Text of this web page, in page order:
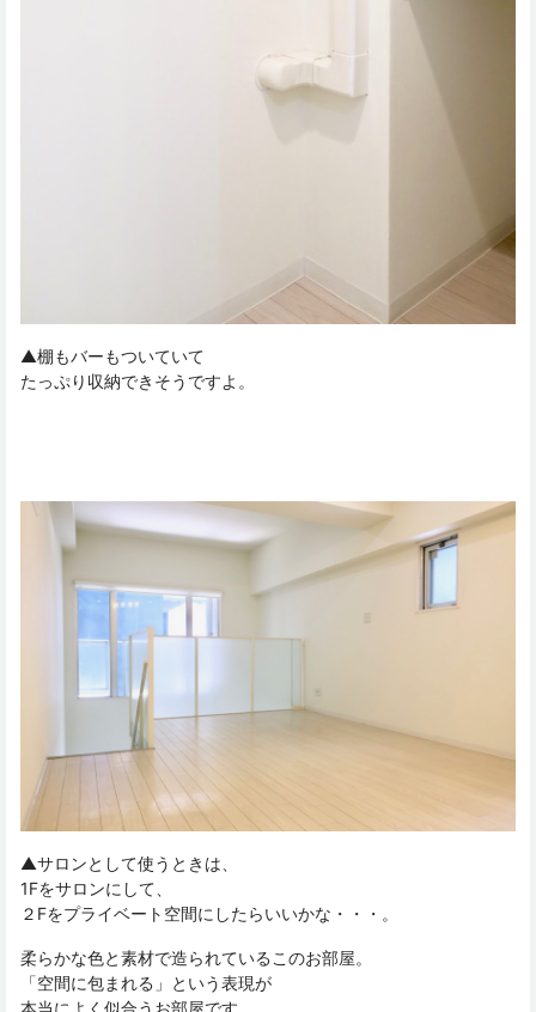
▲棚もバーもついていて
たっぷり収納できそうですよ。
▲サロンとして使うときは、
1Fをサロンにして、
２Fをプライベート空間にしたらいいかな・・・。
柔らかな色と素材で造られているこのお部屋。
「空間に包まれる」という表現が